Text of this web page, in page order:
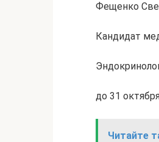
Фещенко
Кандидат
до 31
Читайте